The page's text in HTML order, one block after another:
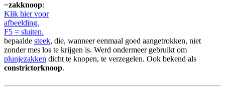
~zakknoop:
Klik hier voor
afbeelding.
F5 = sluiten.
bepaalde steek, die, wanneer eenmaal goed aangetrokken, niet
zonder mes los te krijgen is. Werd ondermeer gebruikt om
plunjezakken dicht te knopen, te verzegelen. Ook bekend als
constrictorknoop.